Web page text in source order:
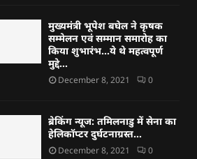
मुख्यमंत्री भूपेश बघेल ने कृषक
सम्मेलन एवं सम्मान समारोह का
किया शुभारंभ…ये थे महत्वपूर्ण
मुद्दे…
December 8, 2021 0
ब्रेकिंग न्यूज: तमिलनाडु में सेना का
हेलिकॉप्टर दुर्घटनाग्रस्त…
December 8, 2021 0